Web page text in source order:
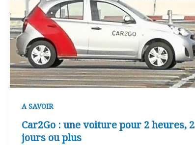
A SAVOIR
Car2Go : une voiture pour 2 heures, 2
jours ou plus